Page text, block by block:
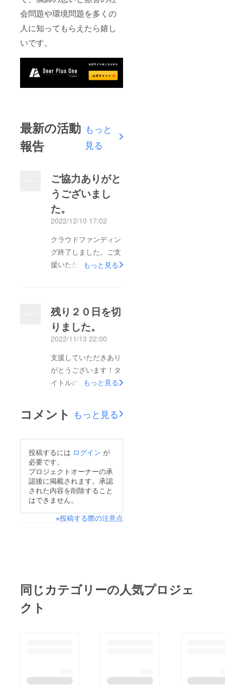
会問題や環境問題を多くの
人に知ってもらえたら嬉し
いです。
最新の活動
報告
もっと
見る
ご協力ありがと
うございまし
た。
2022/12/10 17:02
クラウドファンディン
グ終了しました。ご支
援いただいた方本当に
にはお届けしたいと
思っています。
もっと見る
残り２０日を切
りました。
2022/11/13 22:00
支援していただきあり
がとうございます！タ
イトルの通り、募集終
した。Deer Plus One
で初めてのクラウド
を膨らませて始動しま
した。関心を持っては
いただけても、支援し
ていただくとなるとな
のだなと感じている中
状サクセスまでは遠い
ですが、引き続き多く
もっと見る
コメント もっと見る
投稿するには ログイン が
必要です。
プロジェクトオーナーの承
認後に掲載されます。承認
された内容を削除すること
はできません。
※投稿する際の注意点
同じカテゴリーの人気プロジェ
クト